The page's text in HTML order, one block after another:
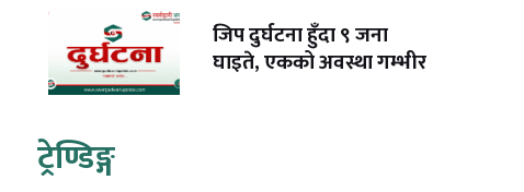
जिप दुर्घटना हुँदा ९ जना
घाइते, एकको अवस्था गम्भीर
ट्रेण्डिङ्ग